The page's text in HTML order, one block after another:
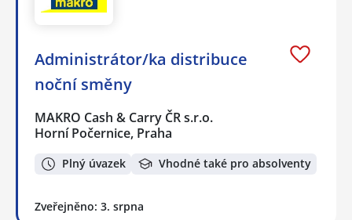
Administrátor/ka distribuce
noční směny
MAKRO Cash & Carry ČR s.r.o.
Horní Počernice, Praha
Plný úvazek Vhodné také pro absolventy
Zveřejněno: 3. srpna